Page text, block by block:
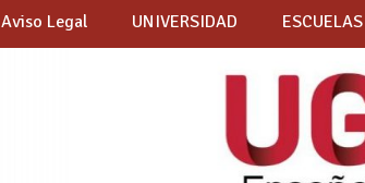
Aviso Legal UNIVERSIDAD